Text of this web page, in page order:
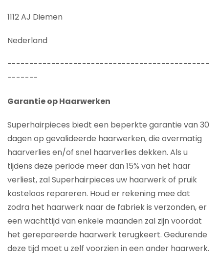
1112 AJ Diemen
Nederland
----------------------------------------------
-------
Garantie op Haarwerken
Superhairpieces biedt een beperkte garantie van 30
dagen op gevalideerde haarwerken, die overmatig
haarverlies en/of snel haarverlies dekken. Als u
tijdens deze periode meer dan 15% van het haar
verliest, zal Superhairpieces uw haarwerk of pruik
kosteloos repareren. Houd er rekening mee dat
zodra het haarwerk naar de fabriek is verzonden, er
een wachttijd van enkele maanden zal zijn voordat
het gerepareerde haarwerk terugkeert. Gedurende
deze tijd moet u zelf voorzien in een ander haarwerk.